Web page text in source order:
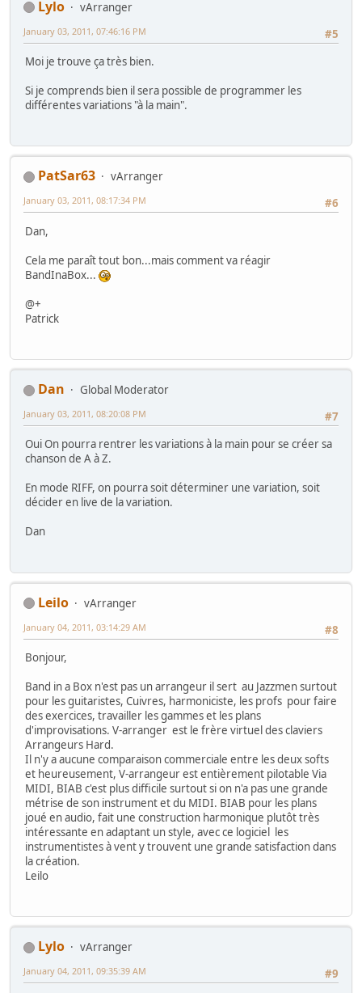
Lylo
vArranger
#5
January 03, 2011, 07:46:16 PM
Moi je trouve ça très bien.
Si je comprends bien il sera possible de programmer les
différentes variations "à la main".
PatSar63
vArranger
#6
January 03, 2011, 08:17:34 PM
Dan,
Cela me paraît tout bon...mais comment va réagir
BandInaBox...
@+
Patrick
Dan
Global Moderator
#7
January 03, 2011, 08:20:08 PM
Oui On pourra rentrer les variations à la main pour se créer sa
chanson de A à Z.
En mode RIFF, on pourra soit déterminer une variation, soit
décider en live de la variation.
Dan
Leilo
vArranger
#8
January 04, 2011, 03:14:29 AM
Bonjour,
Band in a Box n'est pas un arrangeur il sert au Jazzmen surtout
pour les guitaristes, Cuivres, harmoniciste, les profs pour faire
des exercices, travailler les gammes et les plans
d'improvisations. V-arranger est le frère virtuel des claviers
Arrangeurs Hard.
Il n'y a aucune comparaison commerciale entre les deux softs
et heureusement, V-arrangeur est entièrement pilotable Via
MIDI, BIAB c'est plus difficile surtout si on n'a pas une grande
métrise de son instrument et du MIDI. BIAB pour les plans
joué en audio, fait une construction harmonique plutôt très
intéressante en adaptant un style, avec ce logiciel les
instrumentistes à vent y trouvent une grande satisfaction dans
la création.
Leilo
Lylo
vArranger
#9
January 04, 2011, 09:35:39 AM